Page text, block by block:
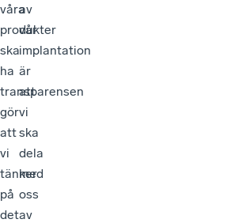
våra
produkter
ska
ha
transparensen
gör
att
vi
tänker
på
det
av
vår
implantation
är
att
vi
ska
dela
med
oss
av